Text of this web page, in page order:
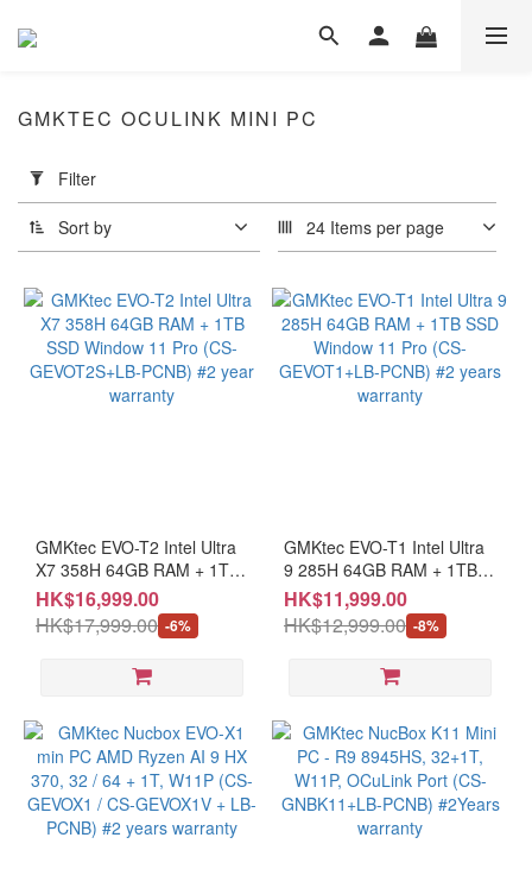
Filter
(0/20)
Gaming
(2)
7 PRO
(1)
AMD
Ryzen
Ai 9
(1)
Ryzen
GMKTEC OCULINK MINI PC
Filter
Sort by 24 Items per page
GMKtec EVO-T2 Intel Ultra
X7 358H 64GB RAM + 1TB
SSD Window 11 Pro (CS-
GEVOT2S+LB-PCNB) #2
year warranty
HK$16,999.00
HK$17,999.00 -6%
GMKtec EVO-T1 Intel Ultra
9 285H 64GB RAM + 1TB
SSD Window 11 Pro (CS-
GEVOT1+LB-PCNB) #2
years warranty
HK$11,999.00
HK$12,999.00 -8%